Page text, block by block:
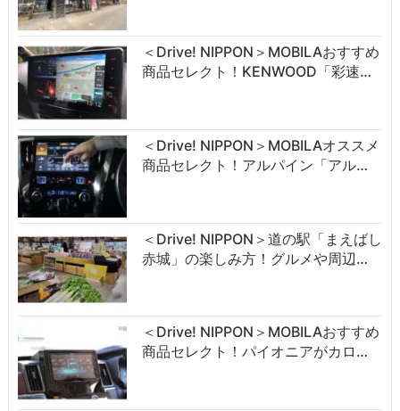
＜Drive! NIPPON＞MOBILAおすすめ
商品セレクト！KENWOOD「彩速…
＜Drive! NIPPON＞MOBILAオススメ
商品セレクト！アルパイン「アル…
＜Drive! NIPPON＞道の駅「まえばし
赤城」の楽しみ方！グルメや周辺…
＜Drive! NIPPON＞MOBILAおすすめ
商品セレクト！パイオニアがカロ…